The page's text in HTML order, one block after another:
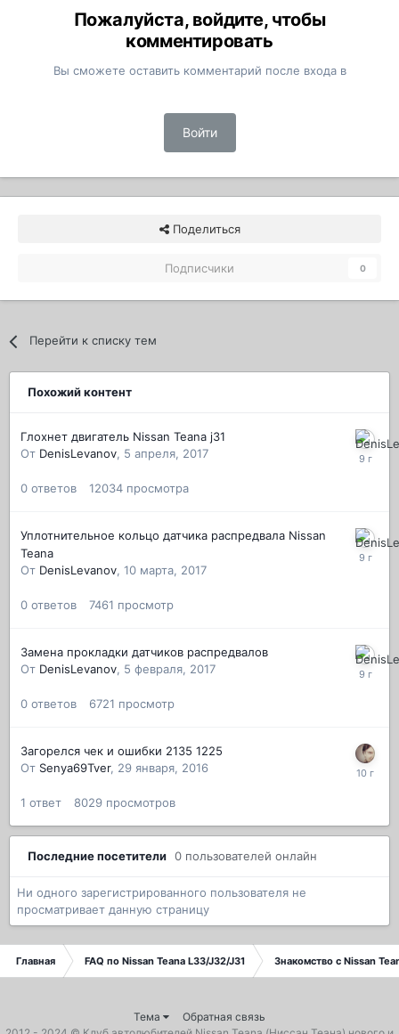
Пожалуйста, войдите, чтобы
комментировать
Вы сможете оставить комментарий после входа в
Войти
Поделиться
Подписчики 0
Перейти к списку тем
Похожий контент
Глохнет двигатель Nissan Teana j31
От DenisLevanov, 5 апреля, 2017
0 ответов 12034 просмотра
Уплотнительное кольцо датчика распредвала Nissan
Teana
От DenisLevanov, 10 марта, 2017
0 ответов 7461 просмотр
Замена прокладки датчиков распредвалов
От DenisLevanov, 5 февраля, 2017
0 ответов 6721 просмотр
Загорелся чек и ошибки 2135 1225
От Senya69Tver, 29 января, 2016
1 ответ 8029 просмотров
Последние посетители 0 пользователей онлайн
Ни одного зарегистрированного пользователя не
просматривает данную страницу
Главная FAQ по Nissan Teana L33/J32/J31 Знакомство с Nissan
Тема
Обратная связь